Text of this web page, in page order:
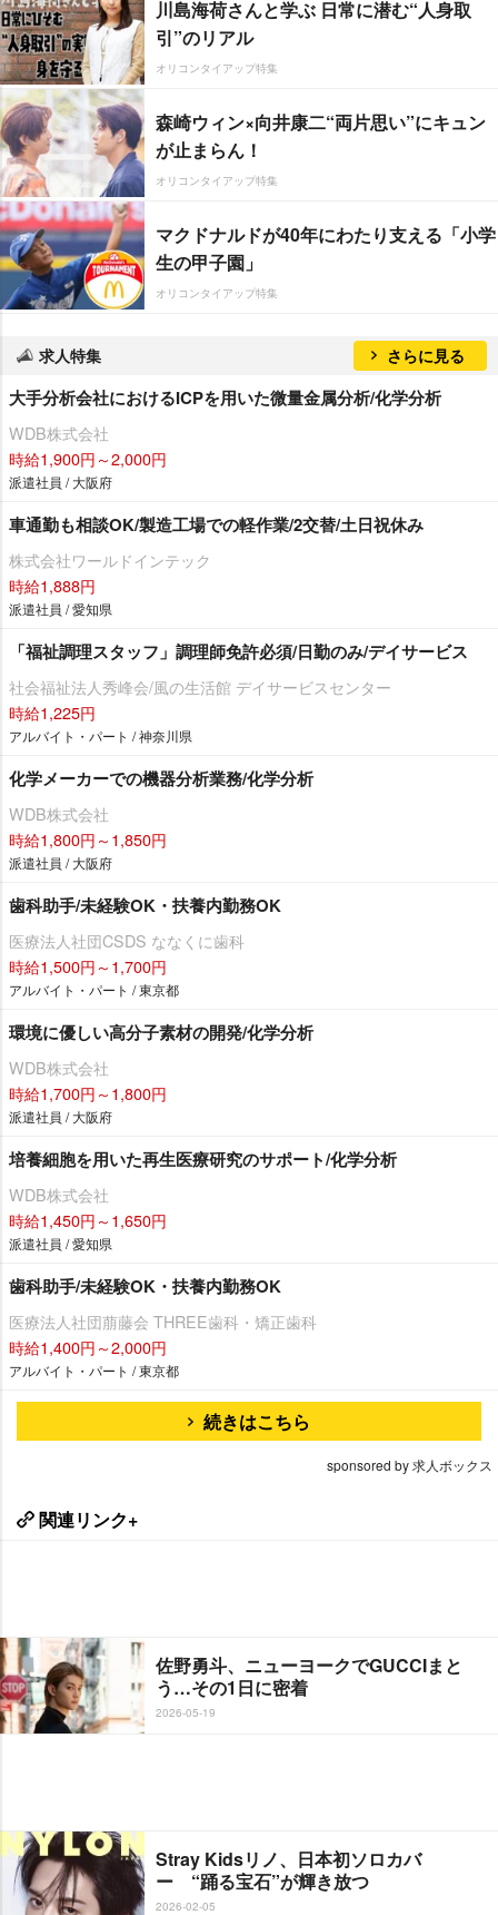
川島海荷さんと学ぶ 日常に潜む“人身取
引”のリアル
オリコンタイアップ特集
森崎ウィン×向井康二“両片思い”にキュン
が止まらん！
オリコンタイアップ特集
マクドナルドが40年にわたり支える「小学
生の甲子園」
オリコンタイアップ特集
求人特集 さらに見る
大手分析会社におけるICPを用いた微量金属分析/化学分析
WDB株式会社
時給1,900円～2,000円
派遣社員 / 大阪府
車通勤も相談OK/製造工場での軽作業/2交替/土日祝休み
株式会社ワールドインテック
時給1,888円
派遣社員 / 愛知県
「福祉調理スタッフ」調理師免許必須/日勤のみ/デイサービス
社会福祉法人秀峰会/風の生活館 デイサービスセンター
時給1,225円
アルバイト・パート / 神奈川県
化学メーカーでの機器分析業務/化学分析
WDB株式会社
時給1,800円～1,850円
派遣社員 / 大阪府
歯科助手/未経験OK・扶養内勤務OK
医療法人社団CSDS ななくに歯科
時給1,500円～1,700円
アルバイト・パート / 東京都
環境に優しい高分子素材の開発/化学分析
WDB株式会社
時給1,700円～1,800円
派遣社員 / 大阪府
培養細胞を用いた再生医療研究のサポート/化学分析
WDB株式会社
時給1,450円～1,650円
派遣社員 / 愛知県
歯科助手/未経験OK・扶養内勤務OK
医療法人社団萠藤会 THREE歯科・矯正歯科
時給1,400円～2,000円
アルバイト・パート / 東京都
続きはこちら
sponsored by 求人ボックス
関連リンク+
佐野勇斗、ニューヨークでGUCCIまと
う…その1日に密着
2026-05-19
Stray Kidsリノ、日本初ソロカバ
ー “踊る宝石”が輝き放つ
2026-02-05